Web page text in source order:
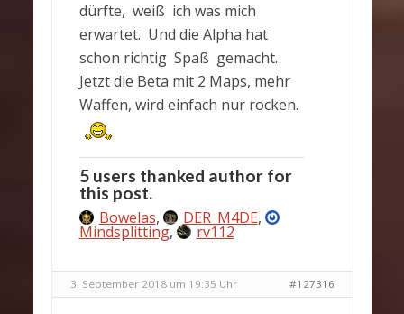
dürfte, weiß ich was mich
erwartet. Und die Alpha hat
schon richtig Spaß gemacht.
Jetzt die Beta mit 2 Maps, mehr
Waffen, wird einfach nur rocken.
5 users thanked author for
this post.
Bowelas, DER_M4DE,
Mindsplitting, rv112
3. September 2018 um 19:35 Uhr #127316